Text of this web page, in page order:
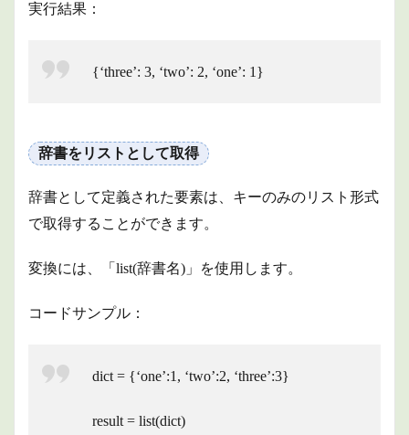
実行結果：
{‘three’: 3, ‘two’: 2, ‘one’: 1}
辞書をリストとして取得
辞書として定義された要素は、キーのみのリスト形式
で取得することができます。
変換には、「list(辞書名)」を使用します。
コードサンプル：
dict = {‘one’:1, ‘two’:2, ‘three’:3}
result = list(dict)